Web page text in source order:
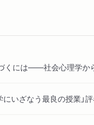
づくには――社会心理学
にいざなう最良の授業」